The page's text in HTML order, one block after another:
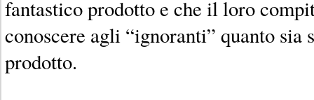
fantastico prodotto e che il loro
conoscere agli “ignoranti” quanto sia
prodotto.